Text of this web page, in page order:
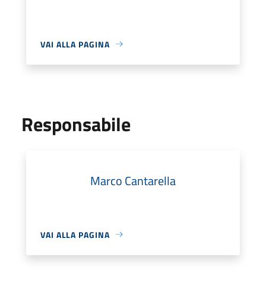
VAI ALLA PAGINA
Responsabile
Marco Cantarella
VAI ALLA PAGINA